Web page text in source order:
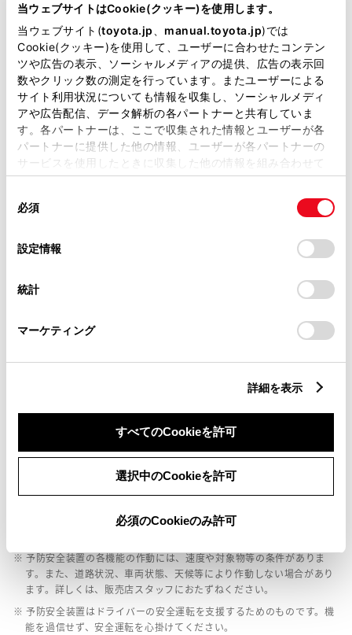
当ウェブサイトはCookie(クッキー)を使用します。
当ウェブサイト(toyota.jp manual.toyota.jp)では
Cookie(クッキー)を使用して、ユーザーに合わせたコンテン
ツや広告の表示、ソーシャルメディアの提供、広告の表示回
数やクリック数の測定を行っています。またユーザーによる
サイト利用状況についても情報を収集し、ソーシャルメディ
アや広告配信、データ解析の各パートナーと共有していま
す。各パートナーは、ここで収集された情報とユーザーが各
パートナーに提供した他の情報、ユーザーが各パートナーの
サービスを使用したときに収集した他の情報を組み合わせて
使用することがあります。当ウェブサイトの使用を続行する
デバイスにすべてのCookie(クッキー)が保存されることに同
意したことになります。Cookie(クッキー)のオプトアウト、
設定の変更、同意を撤回したりするにあたっては、当社の
「Cookie（クッキー）情報の取り扱いについて
」をご覧くだ
必須
設定情報
統計
マーケティング
詳細を表示
すべてのCookieを許可
選択中のCookieを許可
必須のCookieのみ許可
先進ライト
ブラインドスポットモニター（後側方検知）
ドライブレコーダー
ペダル踏み間違い急発進抑制装置
※ グレードによって予防安全装置の設定が異なる場合があります。
※ グレードや予防安全装置の設定によって同じ車種でも安全運転サポー
※ 予防安全装置の各機能の作動には、速度や対象物等の条件がありま
す。また、道路状況、車両状態、天候等により作動しない場合があり
ます。詳しくは、販売店スタッフにおたずねください。
※ 予防安全装置はドライバーの安全運転を支援するためのものです。機
能を過信せず、安全運転を心掛けてください。